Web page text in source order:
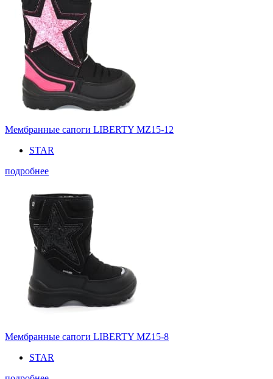
Мембранные сапоги LIBERTY MZ15-12
STAR
подробнее
Мембранные сапоги LIBERTY MZ15-8
STAR